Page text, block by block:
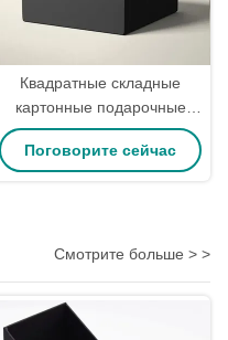
Квадратные складные
картонные подарочные
коробки с магнитной
крышкой, матовой
Поговорите сейчас
Смотрите больше > >